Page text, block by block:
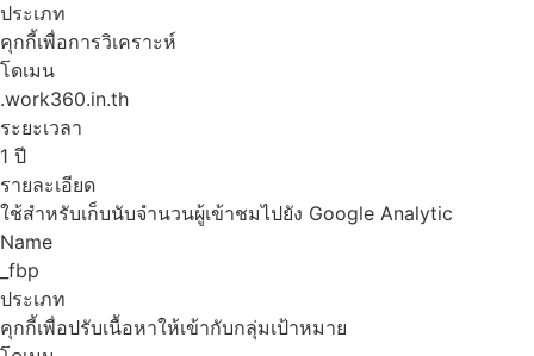
ประเภท
คุกกี้เพื่อการวิเคราะห์
โดเมน
.work360.in.th
ระยะเวลา
1 ปี
รายละเอียด
ใช้สำหรับเก็บนับจำนวนผู้เข้าชมไปยัง Google Analytic
Name
_fbp
ประเภท
คุกกี้เพื่อปรับเนื้อหาให้เข้ากับกลุ่มเป้าหมาย